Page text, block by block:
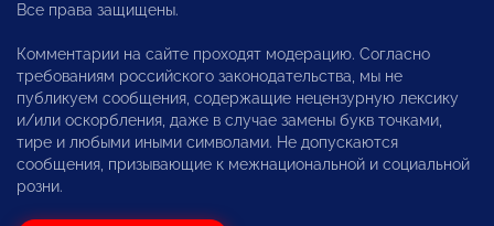
Все права защищены.
Комментарии на сайте проходят модерацию. Согласно
требованиям российского законодательства, мы не
публикуем сообщения, содержащие нецензурную лексику
и/или оскорбления, даже в случае замены букв точками,
тире и любыми иными символами. Не допускаются
сообщения, призывающие к межнациональной и социальной
розни.